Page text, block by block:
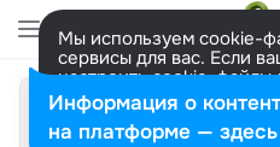
Мы используем cookie-
сервисы для вас. Если
настроить cookie-
представитель. Больше
Разрешить все Я
Информация о
на платформе — здесь